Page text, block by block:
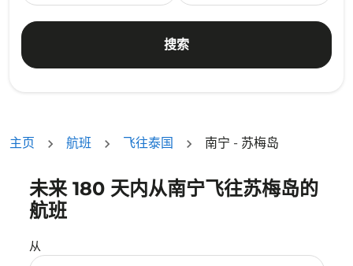
搜索
主页 航班 飞往泰国 南宁 - 苏梅岛
未来 180 天内从南宁飞往苏梅岛的
航班
从
没有符合您的筛选条件的机票。请调整您的筛选条件。